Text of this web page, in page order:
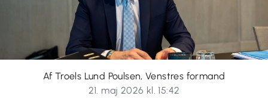
Af Troels Lund Poulsen, Venstres formand
21. maj 2026 kl. 15:42